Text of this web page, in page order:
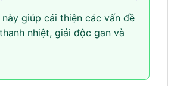
giúp cải thiện các vấn đề
nhiệt, giải độc gan và